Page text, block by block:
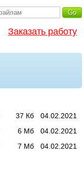
Заказать работу
04.02.2021
37 Кб
04.02.2021
6 Мб
04.02.2021
7 Мб